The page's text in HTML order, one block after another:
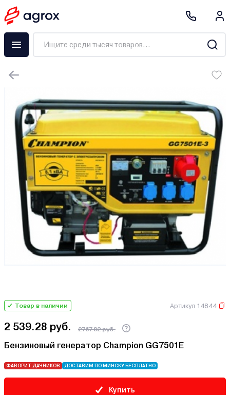
Товар в наличии Артикул 14844
2 539.28 руб. 2767.82 руб.
Бензиновый генератор Champion GG7501E
ФАВОРИТ ДАЧНИКОВ ДОСТАВИМ ПО МИНСКУ БЕСПЛАТНО
Купить